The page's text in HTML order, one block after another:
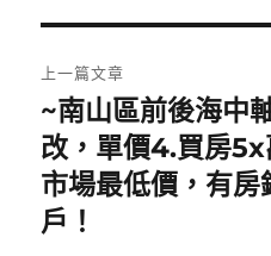
章
導
覽
上一篇文章
上
一
篇
文
章:
~南山區前後海中
改，單價4.買房5x
市場最低價，有
戶！